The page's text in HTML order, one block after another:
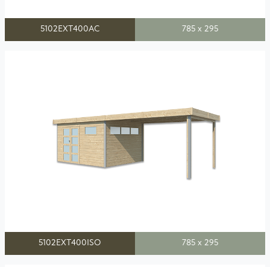
5102EXT400AC 785 x 295
5102EXT400ISO 785 x 295